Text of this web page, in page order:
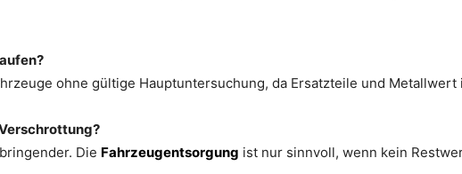
ohne gültige Hauptuntersuchung, da Ersatzteile und
Die Fahrzeugentsorgung ist nur sinnvoll, wenn kein